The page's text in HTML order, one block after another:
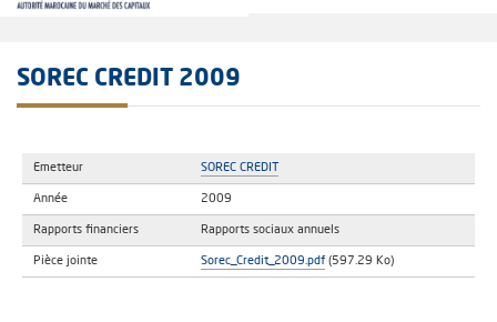
SOREC CREDIT 2009
Emetteur SOREC CREDIT
Année 2009
Rapports financiers Rapports sociaux annuels
Pièce jointe Sorec_Credit_2009.pdf (597.29 Ko)